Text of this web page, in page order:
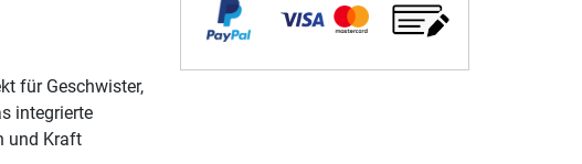
für Geschwister,
integrierte
und Kraft